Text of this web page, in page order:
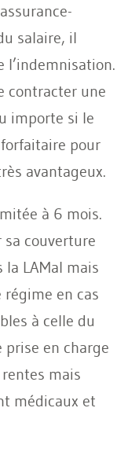
salaire, il
l’indemnisation.
contracter une
importe si le
pour
avantageux.
à 6 mois.
sa couverture
LAMal mais
régime en cas
à celle du
prise en charge
mais
médicaux et